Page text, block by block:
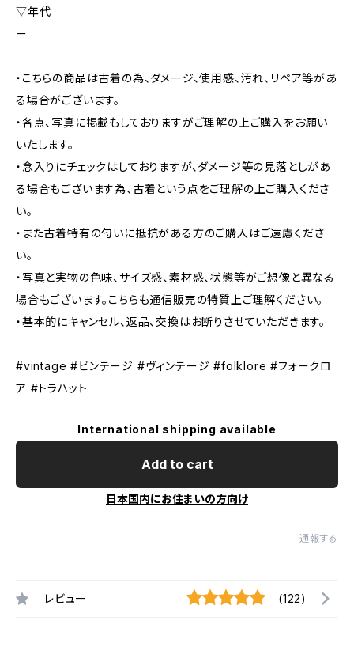
▽年代
ー
・こちらの商品は古着の為、ダメージ、使用感、汚れ、リペア等があ
る場合がございます。
・各点、写真に掲載もしておりますがご理解の上ご購入をお願い
いたします。
・念入りにチェックはしておりますが、ダメージ等の見落としがあ
る場合もございます為、古着という点をご理解の上ご購入くださ
い。
・また古着特有の匂いに抵抗がある方のご購入はご遠慮くださ
い。
・写真と実物の色味、サイズ感、素材感、状態等がご想像と異なる
場合もございます。こちらも通信販売の特質上ご理解ください。
・基本的にキャンセル、返品、交換はお断りさせていただきます。
#vintage #ビンテージ #ヴィンテージ #folklore #フォークロ
ア #トラハット
International shipping available
Add to cart
日本国内にお住まいの方向け
通報する
レビュー (122)